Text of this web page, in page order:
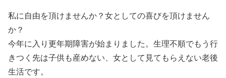
私に自由を頂けませんか？女としての喜びを頂けません
か？
今年に入り更年期障害が始まりました。生理不順でもう行
きつく先は子供も産めない、女として見てもらえない老後
生活です。